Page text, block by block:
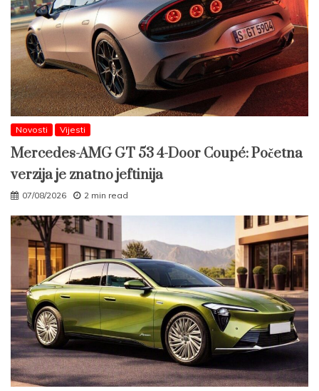
Novosti Vijesti
Mercedes-AMG GT 53 4-Door Coupé: Početna
verzija je znatno jeftinija
07/08/2026 2 min read